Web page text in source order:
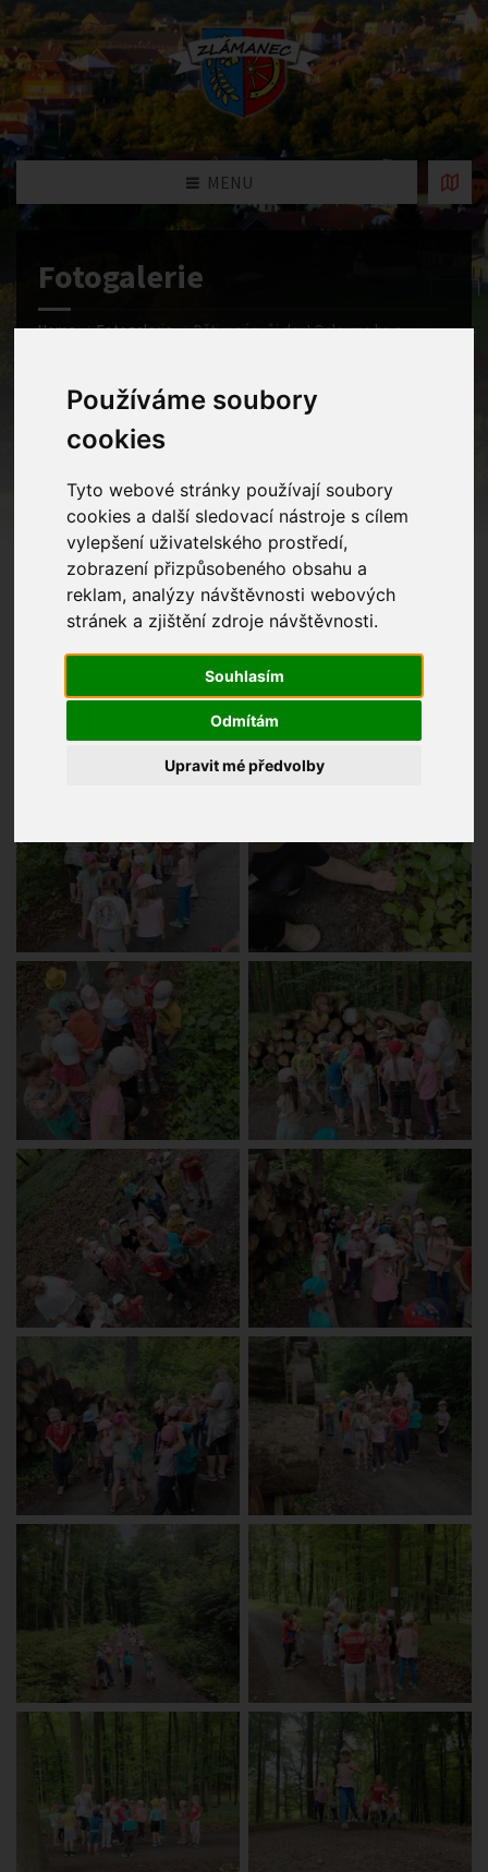
Používáme soubory
cookies
Tyto webové stránky používají soubory
cookies a další sledovací nástroje s cílem
vylepšení uživatelského prostředí,
zobrazení přizpůsobeného obsahu a
reklam, analýzy návštěvnosti webových
stránek a zjištění zdroje návštěvnosti.
Souhlasím
Odmítám
Upravit mé předvolby
MENU
Fotogalerie
Home Fotogalerie
Děti mají svůj den! Oslavme ho s